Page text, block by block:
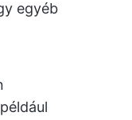
egyéb